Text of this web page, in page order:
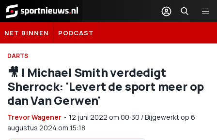
Sportnieuws.nl
NET BINNEN PODCAST
DARTS
🎥 | Michael Smith verdedigt
Sherrock: 'Levert de sport meer op
dan Van Gerwen'
Trevor Wagener • 12 juni 2022 om 00:30 /Bijgewerkt op 6
augustus 2024 om 15:18